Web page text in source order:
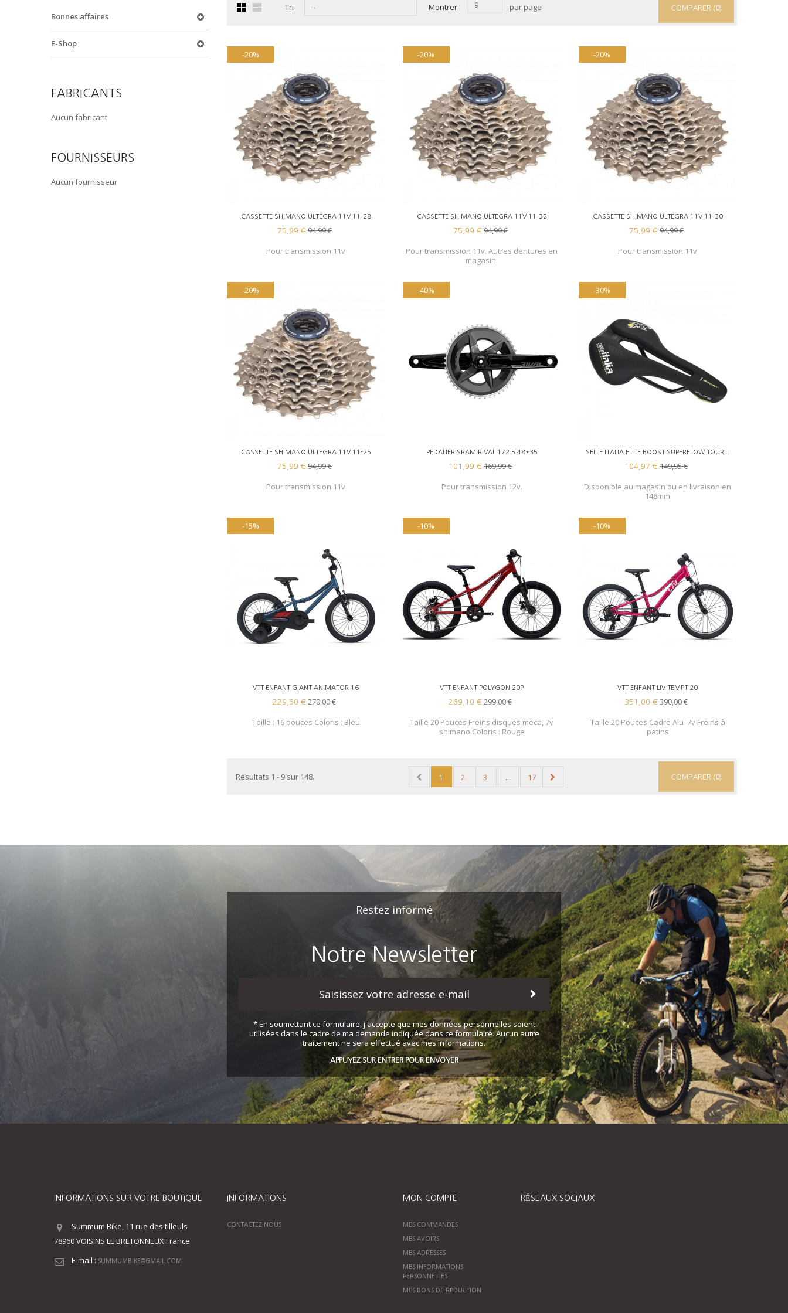
Bonnes affaires
E-Shop
FABRICANTS
Aucun fabricant
FOURNISSEURS
Aucun fournisseur
Tri -- Montrer 9 par page COMPARER (0)
-20%
AJOUTER AU PANIER
CASSETTE SHIMANO ULTEGRA 11V 11-28
75,99 € 94,99 €
Pour transmission 11v
-20%
AJOUTER AU PANIER
CASSETTE SHIMANO ULTEGRA 11V 11-32
75,99 € 94,99 €
Pour transmission 11v. Autres dentures en
magasin.
-20%
AJOUTER AU PANIER
CASSETTE SHIMANO ULTEGRA 11V 11-30
75,99 € 94,99 €
Pour transmission 11v
-20%
AJOUTER AU PANIER
CASSETTE SHIMANO ULTEGRA 11V 11-25
75,99 € 94,99 €
Pour transmission 11v
-40%
AJOUTER AU PANIER
PEDALIER SRAM RIVAL 172.5 48*35
101,99 € 169,99 €
Pour transmission 12v.
-30%
RUPTURE DE STOCK
SELLE ITALIA FLITE BOOST SUPERFLOW TOUR...
104,97 € 149,95 €
Disponible au magasin ou en livraison en
148mm
-15%
AJOUTER AU PANIER
VTT ENFANT GIANT ANIMATOR 16
229,50 € 270,00 €
Taille : 16 pouces Coloris : Bleu
-10%
AJOUTER AU PANIER
VTT ENFANT POLYGON 20P
269,10 € 299,00 €
Taille 20 Pouces Freins disques meca, 7v
shimano Coloris : Rouge
-10%
AJOUTER AU PANIER
VTT ENFANT LIV TEMPT 20
351,00 € 390,00 €
Taille 20 Pouces Cadre Alu 7v Freins à
patins
COMPARER (0)
1 2 3 ... 17
Résultats 1 - 9 sur 148.
Restez informé
Notre Newsletter
* En soumettant ce formulaire, j'accepte que mes données personnelles soient
utilisées dans le cadre de ma demande indiquée dans ce formulaire. Aucun autre
traitement ne sera effectué avec mes informations.
APPUYEZ SUR ENTRER POUR ENVOYER
INFORMATIONS SUR VOTRE BOUTIQUE
Summum Bike, 11 rue des tilleuls
78960 VOISINS LE BRETONNEUX France
E-mail : SUMMUMBIKE@GMAIL.COM
INFORMATIONS
CONTACTEZ-NOUS
MON COMPTE
MES COMMANDES
MES AVOIRS
MES ADRESSES
MES INFORMATIONS
PERSONNELLES
MES BONS DE RÉDUCTION
RÉSEAUX SOCIAUX